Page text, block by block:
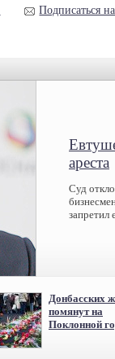
Подписаться
ареста
Суд
запретил
Донбасских
помянут на
Поклонной